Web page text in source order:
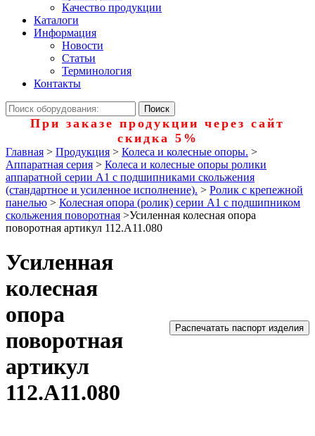
Качество продукции
Каталоги
Информация
Новости
Статьи
Терминология
Контакты
При заказе продукции через сайт
скидка 5%
Главная > Продукция > Колеса и колесные опоры. >
Аппаратная серия > Колеса и колесные опоры ролики
аппаратной серии А1 с подшипниками скольжения
(стандартное и усиленное исполнение). > Ролик с крепежной
панелью > Колесная опора (ролик) серии А1 с подшипником
скольжения поворотная >Усиленная колесная опора
поворотная артикул 112.А11.080
Усиленная
колесная
опора
поворотная
артикул
112.А11.080
Распечатать паспорт изделия